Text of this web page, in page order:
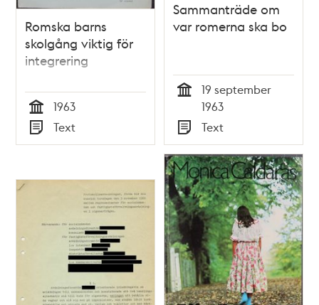
Romska barns
skolgång viktig för
integrering
Tid
1963
Typ
Text
Sammanträde om
var romerna ska bo
19 september
1963
Typ
Text